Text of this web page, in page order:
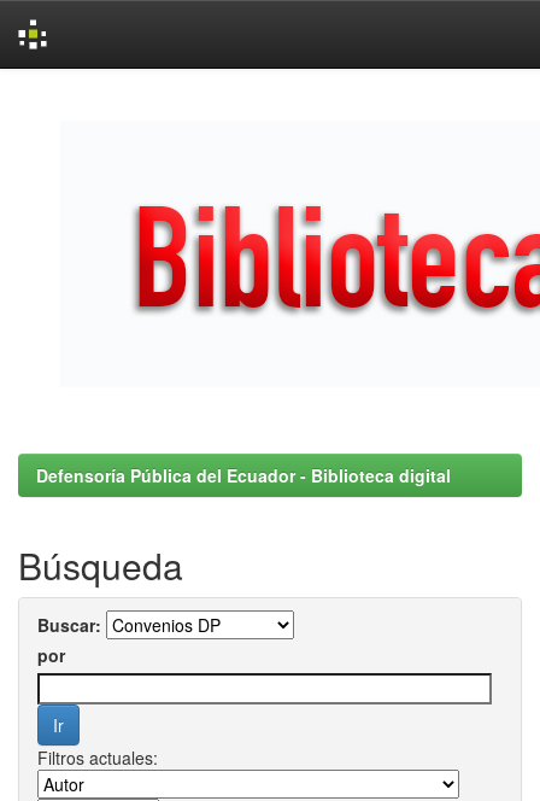
Defensoría Pública del Ecuador - Biblioteca digital
Búsqueda
Buscar:
por
Filtros actuales: